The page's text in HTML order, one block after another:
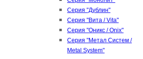
Серия "Дублин"
Серия "Вита / Vita"
Серия "Оникс / Onix"
Серия "Метал Систем /
Metal System"